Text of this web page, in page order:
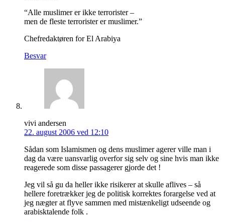
“Alle muslimer er ikke terrorister –
men de fleste terrorister er muslimer.”
Chefredaktøren for El Arabiya
Besvar
vivi andersen
22. august 2006 ved 12:10
Sådan som Islamismen og dens muslimer agerer ville man i
dag da være uansvarlig overfor sig selv og sine hvis man ikke
reagerede som disse passagerer gjorde det !
Jeg vil så gu da heller ikke risikerer at skulle aflives – så
hellere foretrækker jeg de politisk korrektes forargelse ved at
jeg nægter at flyve sammen med mistænkeligt udseende og
arabisktalende folk .